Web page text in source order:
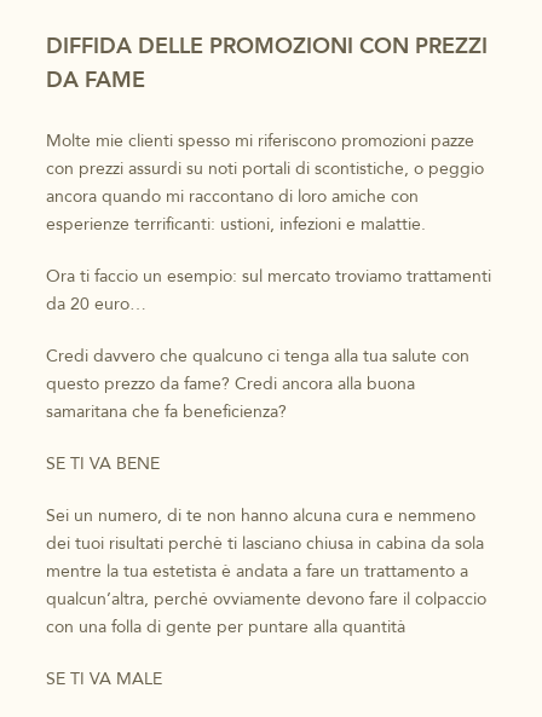
DIFFIDA DELLE PROMOZIONI CON PREZZI
DA FAME
Molte mie clienti spesso mi riferiscono promozioni pazze
con prezzi assurdi su noti portali di scontistiche, o peggio
ancora quando mi raccontano di loro amiche con
esperienze terrificanti: ustioni, infezioni e malattie.
Ora ti faccio un esempio: sul mercato troviamo trattamenti
da 20 euro…
Credi davvero che qualcuno ci tenga alla tua salute con
questo prezzo da fame? Credi ancora alla buona
samaritana che fa beneficienza?
SE TI VA BENE
Sei un numero, di te non hanno alcuna cura e nemmeno
dei tuoi risultati perchè ti lasciano chiusa in cabina da sola
mentre la tua estetista è andata a fare un trattamento a
qualcun’altra, perché ovviamente devono fare il colpaccio
con una folla di gente per puntare alla quantità
SE TI VA MALE